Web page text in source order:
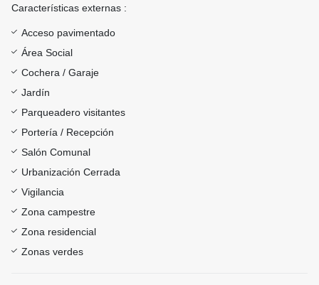
Características externas :
Acceso pavimentado
Área Social
Cochera / Garaje
Jardín
Parqueadero visitantes
Portería / Recepción
Salón Comunal
Urbanización Cerrada
Vigilancia
Zona campestre
Zona residencial
Zonas verdes